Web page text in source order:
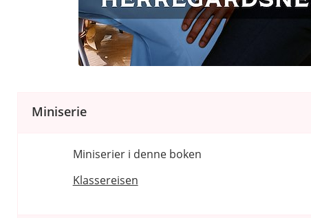
Miniserie
Miniserier i denne boken
Klassereisen